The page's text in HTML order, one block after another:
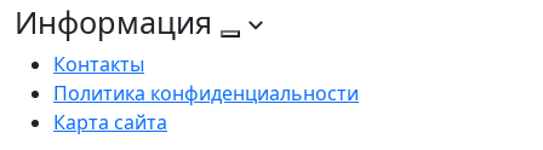
Информация
Контакты
Политика конфиденциальности
Карта сайта